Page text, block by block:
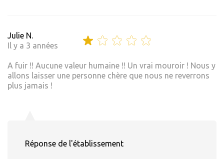
Julie N.
Il y a 3 années
A fuir !! Aucune valeur humaine !! Un vrai mouroir ! Nous y
allons laisser une personne chère que nous ne reverrons
plus jamais !
Réponse de l'établissement